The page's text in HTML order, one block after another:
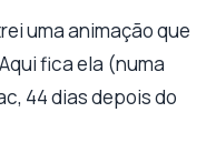
uma animação que
fica ela (numa
44 dias depois do